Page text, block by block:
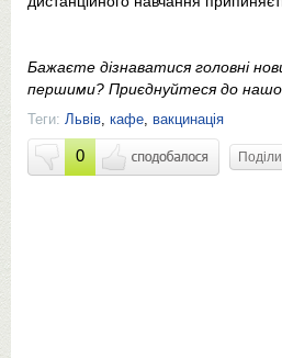
Бажаєте дізнаватися головні
першими? Приєднуйтеся до
Теги: Львів, кафе, вакцинація
0